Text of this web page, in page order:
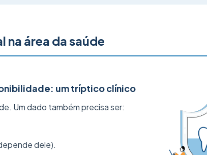
na área da saúde
um tríptico clínico
Um dado também precisa ser:
dele).